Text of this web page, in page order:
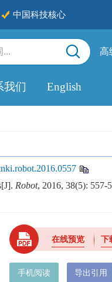
中国科技核心
我们 English
高
Robot, 2016, 38(5): 557-
在线预览 下
手机阅读 导出引用